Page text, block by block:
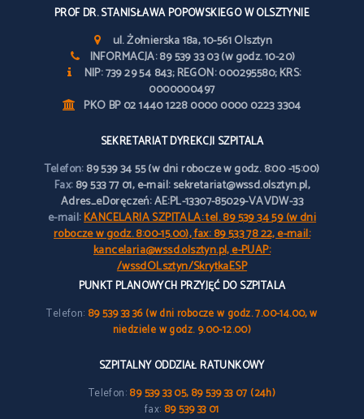
PROF DR. STANISŁAWA POPOWSKIEGO W OLSZTYNIE
ul. Żołnierska 18a, 10-561 Olsztyn
INFORMACJA: 89 539 33 03 (w godz. 10-20)
NIP: 739 29 54 843; REGON: 000295580; KRS:
0000000497
PKO BP 02 1440 1228 0000 0000 0223 3304
SEKRETARIAT DYREKCJI SZPITALA
Telefon:89 539 34 55 (w dni robocze w godz. 8:00 -15:00)
Fax:89 533 77 01, e-mail: sekretariat@wssd.olsztyn.pl,
Adres_eDoręczeń: AE:PL-13307-85029-VAVDW-33
e-mail:KANCELARIA SZPITALA: tel. 89 539 34 59 (w dni
robocze w godz. 8:00-15.00), fax: 89 533 78 22, e-mail:
kancelaria@wssd.olsztyn.pl, e-PUAP:
/wssdOLsztyn/SkrytkaESP
PUNKT PLANOWYCH PRZYJĘĆ DO SZPITALA
Telefon: 89 539 33 36 (w dni robocze w godz. 7.00-14.00, w
niedziele w godz. 9.00-12.00)
SZPITALNY ODDZIAŁ RATUNKOWY
Telefon:89 539 33 05, 89 539 33 07 (24h)
fax: 89 539 33 01